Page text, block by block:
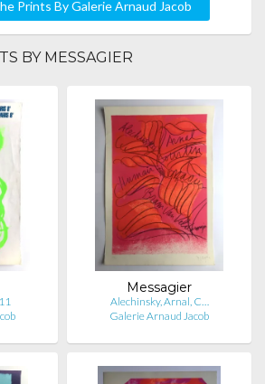
Prints By Galerie Arnaud Jacob
BY MESSAGIER
Messagier
Alechinsky, Arnal, C…
Galerie Arnaud Jacob